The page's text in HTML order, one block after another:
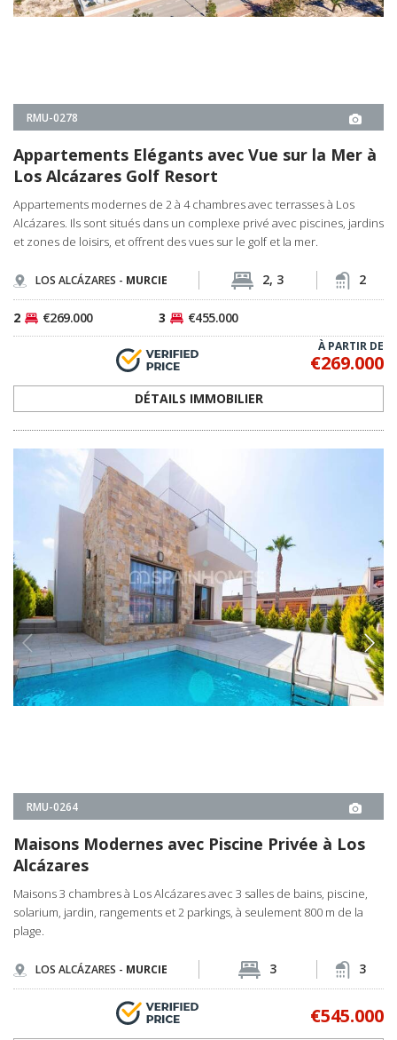
À PARTIR DE
€269.000
RMU-0264
Maisons Modernes avec Piscine Privée à Los
Alcázares
Maisons 3 chambres à Los Alcázares avec 3 salles de bains, piscine,
solarium, jardin, rangements et 2 parkings, à seulement 800 m de la
plage.
LOS ALCÁZARES -MURCIE 3 3
€545.000
DÉTAILS IMMOBILIER